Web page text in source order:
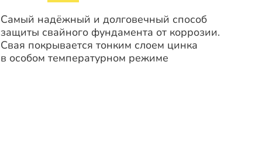
Самый надёжный и долговечный способ
защиты свайного фундамента от коррозии.
Свая покрывается тонким слоем цинка
в особом температурном режиме